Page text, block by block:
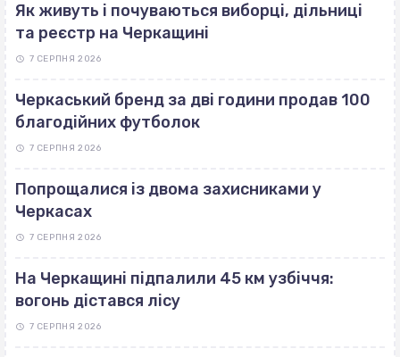
Як живуть і почуваються виборці, дільниці
та реєстр на Черкащині
7 СЕРПНЯ 2026
Черкаський бренд за дві години продав 100
благодійних футболок
7 СЕРПНЯ 2026
Попрощалися із двома захисниками у
Черкасах
7 СЕРПНЯ 2026
На Черкащині підпалили 45 км узбіччя:
вогонь дістався лісу
7 СЕРПНЯ 2026